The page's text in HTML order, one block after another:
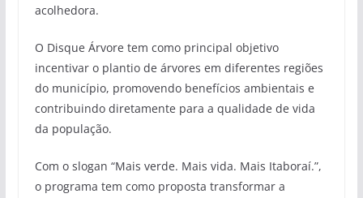
acolhedora.
O Disque Árvore tem como principal objetivo
incentivar o plantio de árvores em diferentes regiões
do município, promovendo benefícios ambientais e
contribuindo diretamente para a qualidade de vida
da população.
Com o slogan “Mais verde. Mais vida. Mais Itaboraí.”,
o programa tem como proposta transformar a